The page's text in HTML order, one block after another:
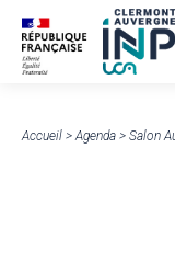
Accueil >Agenda > Salon